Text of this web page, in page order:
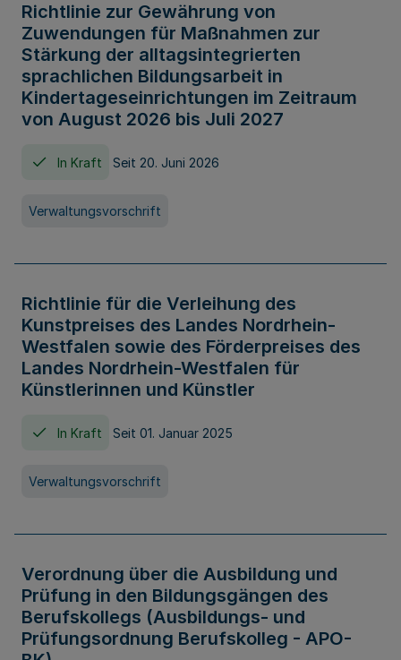
Richtlinie zur Gewährung von
Zuwendungen für Maßnahmen zur
Stärkung der alltagsintegrierten
sprachlichen Bildungsarbeit in
Kindertageseinrichtungen im Zeitraum
von August 2026 bis Juli 2027
In Kraft Seit 20. Juni 2026
Verwaltungsvorschrift
Richtlinie für die Verleihung des
Kunstpreises des Landes Nordrhein-
Westfalen sowie des Förderpreises des
Landes Nordrhein-Westfalen für
Künstlerinnen und Künstler
In Kraft Seit 01. Januar 2025
Verwaltungsvorschrift
Verordnung über die Ausbildung und
Prüfung in den Bildungsgängen des
Berufskollegs (Ausbildungs- und
Prüfungsordnung Berufskolleg - APO-